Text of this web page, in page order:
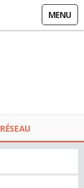
MENU
RÉSEAU